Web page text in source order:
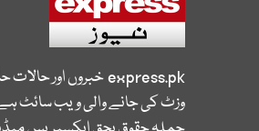
express.pkخبروں اور
وزٹ کی جانے والی ویب سائٹ